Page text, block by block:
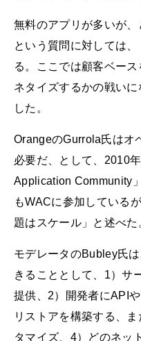
無料のアプリが多いが
という質問に対しては
る。ここでは顧客ベー
ネタイズするかの戦い
した。
OrangeのGurrola氏はオ
必要だ、として、2010
Application Community
もWACに参加している
題はスケール」と述べた
モデレータのBubley氏
きることとして、1）サ
提供、2）開発者にAPI
リストアを構築する、
タマイズ、4）どのネッ